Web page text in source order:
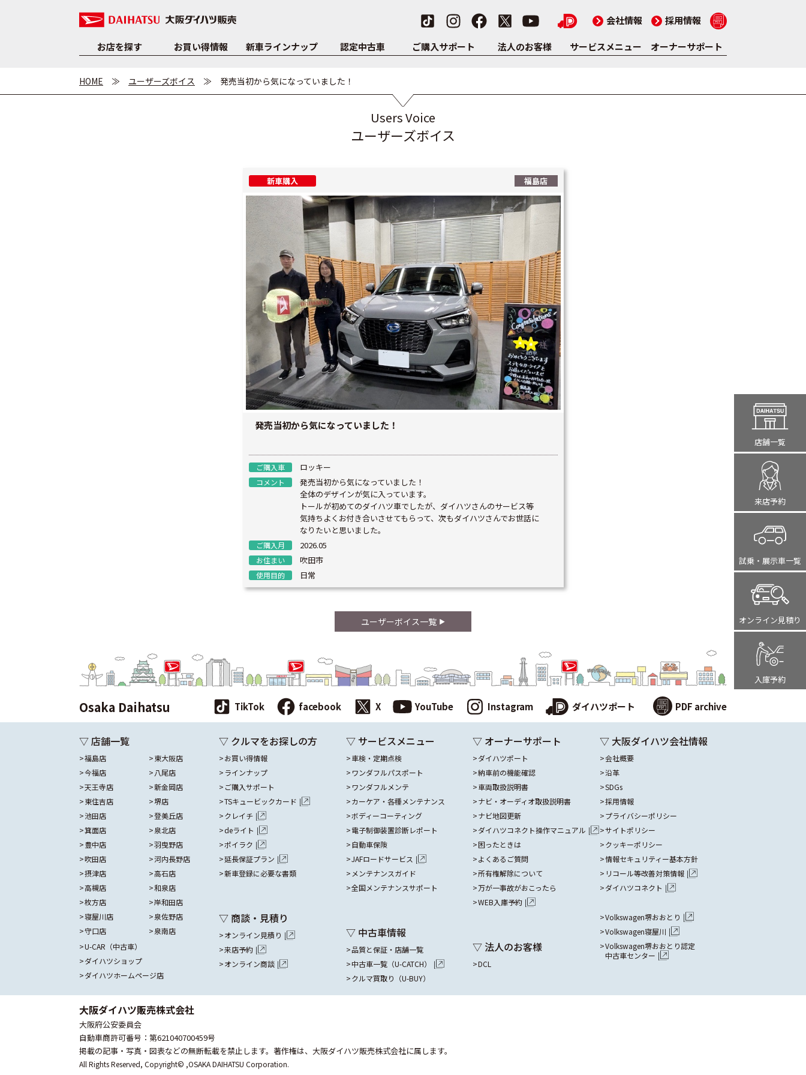
会社情報 採用情報
お店を探す お買い得情報 新車ラインナップ 認定中古車 ご購入サポート 法人のお客様 サービスメニュー オーナーサポート
店舗一覧
来店予約
試乗・展示車一覧
オンライン見積り
入庫予約
HOME ユーザーズボイス 発売当初から気になっていました！
Users Voice
ユーザーズボイス
新車購入 福島店
発売当初から気になっていました！
ご購入車 ロッキー
コメント
発売当初から気になっていました！
全体のデザインが気に入っています。
トールが初めてのダイハツ車でしたが、ダイハツさんのサービス等
気持ちよくお付き合いさせてもらって、次もダイハツさんでお世話に
なりたいと思いました。
ご購入月 2026.05
お住まい 吹田市
使用目的 日常
ユーザーボイス一覧
Osaka Daihatsu TikTok facebook X YouTube Instagram ダイハツポート PDF archive
▽ 店舗一覧
福島店
今福店
天王寺店
東住吉店
池田店
箕面店
豊中店
吹田店
摂津店
高槻店
枚方店
寝屋川店
守口店
東大阪店
八尾店
新金岡店
堺店
登美丘店
泉北店
羽曳野店
河内長野店
高石店
和泉店
岸和田店
泉佐野店
泉南店
U-CAR（中古車）
ダイハツショップ
ダイハツホームページ店
▽ クルマをお探しの方
お買い得情報
ラインナップ
ご購入サポート
TSキュービックカード
クレイチ
deライト
ポイラク
延長保証プラン
新車登録に必要な書類
▽ 商談・見積り
オンライン見積り
来店予約
オンライン商談
▽ サービスメニュー
車検・定期点検
ワンダフルパスポート
ワンダフルメンテ
カーケア・各種メンテナンス
ボディーコーティング
電子制御装置診断レポート
自動車保険
JAFロードサービス
メンテナンスガイド
全国メンテナンスサポート
▽ 中古車情報
品質と保証・店舗一覧
中古車一覧（U-CATCH）
クルマ買取り（U-BUY）
▽ オーナーサポート
ダイハツポート
納車前の機能確認
車両取扱説明書
ナビ・オーディオ取扱説明書
ナビ地図更新
ダイハツコネクト操作マニュアル
困ったときは
よくあるご質問
所有権解除について
万が一事故がおこったら
WEB入庫予約
▽ 法人のお客様
DCL
▽ 大阪ダイハツ会社情報
会社概要
沿革
SDGs
採用情報
プライバシーポリシー
サイトポリシー
クッキーポリシー
情報セキュリティー基本方針
リコール等改善対策情報
ダイハツコネクト
Volkswagen堺おおとり
Volkswagen寝屋川
Volkswagen堺おおとり認定
中古車センター
大阪ダイハツ販売株式会社
大阪府公安委員会
自動車商許可番号：第621040700459号
掲載の記事・写真・図表などの無断転載を禁止します。 著作権は、大阪ダイハツ販売株式会社に属します。
All Rights Reserved, Copyright© ,OSAKA DAIHATSU Corporation.